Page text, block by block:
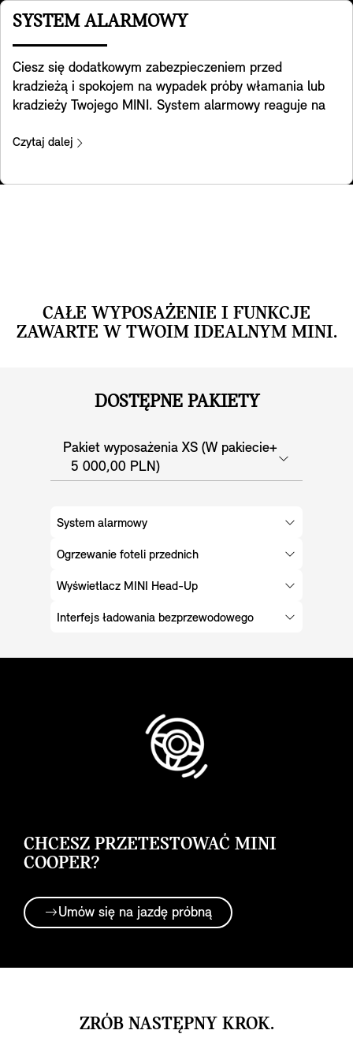
dostosować rozdział ciepła do własnych preferencji.
SYSTEM ALARMOWY
Ciesz się dodatkowym zabezpieczeniem przed
kradzieżą i spokojem na wypadek próby włamania lub
kradzieży Twojego MINI. System alarmowy reaguje na
sygnał ostrzegawczy i światła awaryjne. Dioda
systemu.
Czytaj dalej
CAŁE WYPOSAŻENIE I FUNKCJE
ZAWARTE W TWOIM IDEALNYM MINI.
DOSTĘPNE PAKIETY
Pakiet wyposażenia XS (W pakiecie+
5 000,00 PLN)
System alarmowy
Ogrzewanie foteli przednich
Wyświetlacz MINI Head-Up
Interfejs ładowania bezprzewodowego
CHCESZ PRZETESTOWAĆ MINI
COOPER?
Umów się na jazdę próbną
ZRÓB NASTĘPNY KROK.